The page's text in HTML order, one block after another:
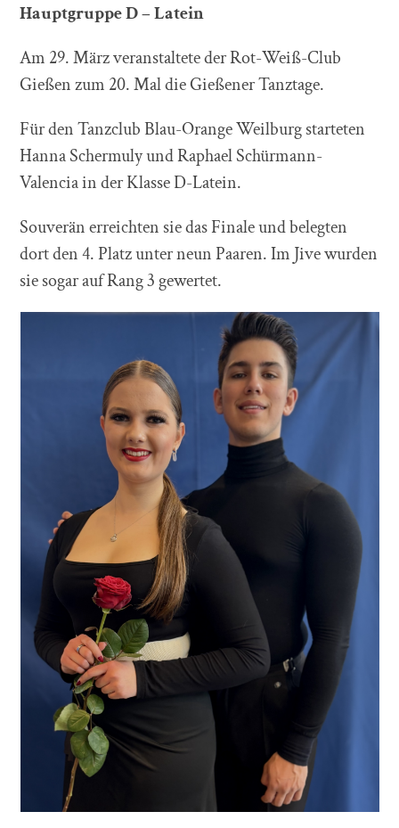
Hauptgruppe D – Latein
Am 29. März veranstaltete der Rot-Weiß-Club
Gießen zum 20. Mal die Gießener Tanztage.
Für den Tanzclub Blau-Orange Weilburg starteten
Hanna Schermuly und Raphael Schürmann-
Valencia in der Klasse D-Latein.
Souverän erreichten sie das Finale und belegten
dort den 4. Platz unter neun Paaren. Im Jive wurden
sie sogar auf Rang 3 gewertet.